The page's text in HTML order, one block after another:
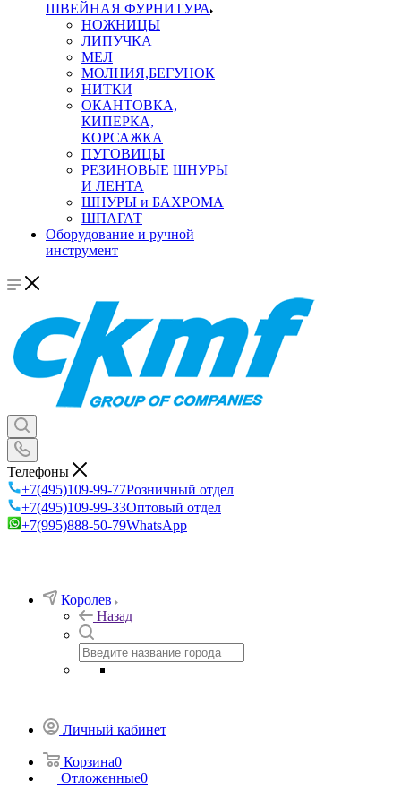
ШВЕЙНАЯ ФУРНИТУРА
НОЖНИЦЫ
ЛИПУЧКА
МЕЛ
МОЛНИЯ,БЕГУНОК
НИТКИ
ОКАНТОВКА,
КИПЕРКА,
КОРСАЖКА
ПУГОВИЦЫ
РЕЗИНОВЫЕ ШНУРЫ
И ЛЕНТА
ШНУРЫ и БАХРОМА
ШПАГАТ
Оборудование и ручной
инструмент
Телефоны
+7(495)109-99-77Розничный отдел
+7(495)109-99-33Оптовый отдел
+7(995)888-50-79WhatsApp
Королев
Назад
Личный кабинет
Корзина0
Отложенные0